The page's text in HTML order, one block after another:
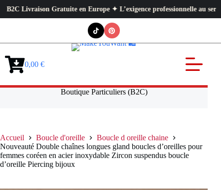
Gratuite en Europe ✦ L’exigence professionnelle au service
Panier0,00 €
Boutique Particuliers (B2C)
Accueil Boucle d'oreille
Boucle d oreille chaine
Nouveauté Double chaînes longues gland boucles d’oreilles pour
femmes coréen en acier inoxydable Zircon suspendus boucle
d’oreille Piercing bijoux